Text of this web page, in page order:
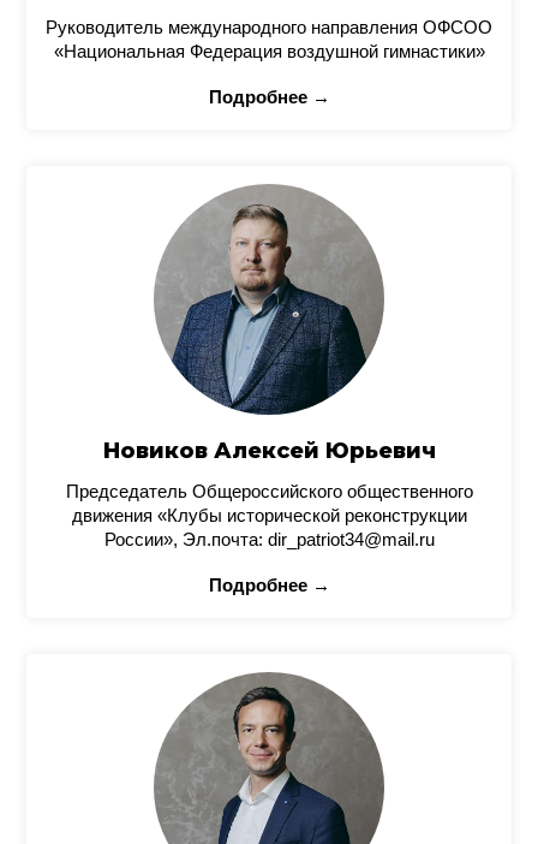
Руководитель международного направления ОФСОО
«Национальная Федерация воздушной гимнастики»
Подробнее →
Новиков Алексей Юрьевич
Председатель Общероссийского общественного
движения «Клубы исторической реконструкции
России», Эл.почта: dir_patriot34@mail.ru
Подробнее →